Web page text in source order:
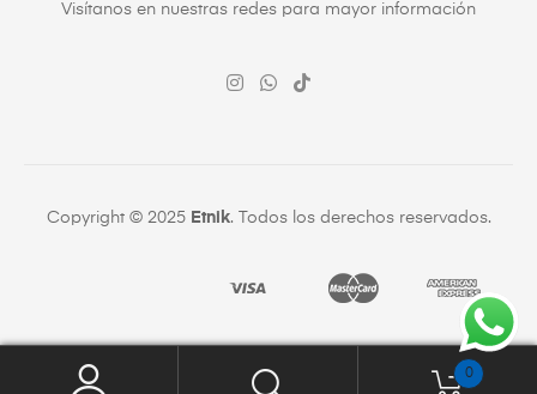
Visítanos en nuestras redes para mayor información
Copyright © 2025 Etnik. Todos los derechos reservados.
0